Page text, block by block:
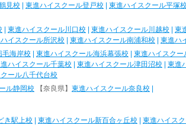
見校 東進ハイスクール登戸校 東進ハイスクール平塚
東進ハイスクール川口校 東進ハイスクール川越校 東
イスクール所沢校 東進ハイスクール南浦和校
東進ハ
毛海岸校 東進ハイスクール海浜幕張校 東進ハイスクー
ハイスクール千葉校 東進ハイスクール津田沼校 東進
ール八千代台校
ル静岡校 【奈良県】 東進ハイスクール奈良校
き駅上校 東進ハイスクール新百合ヶ丘校 東進ハイス